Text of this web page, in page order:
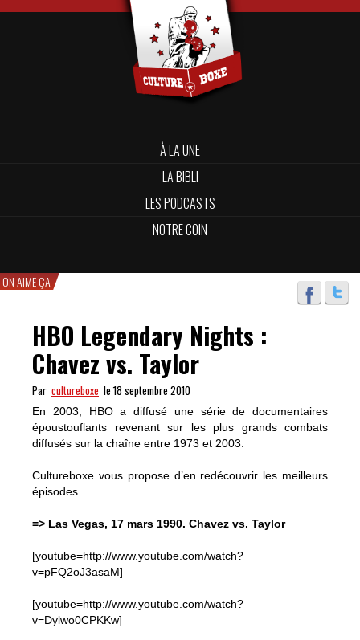
À LA UNE
LA BIBLI
LES PODCASTS
NOTRE COIN
ON AIME ÇA
HBO Legendary Nights :
Chavez vs. Taylor
Par cultureboxe le 18 septembre 2010
En 2003, HBO a diffusé une série de documentaires
époustouflants revenant sur les plus grands combats
diffusés sur la chaîne entre 1973 et 2003.
Cultureboxe vous propose d’en redécouvrir les meilleurs
épisodes.
=> Las Vegas, 17 mars 1990. Chavez vs. Taylor
[youtube=http://www.youtube.com/watch?
v=pFQ2oJ3asaM]
[youtube=http://www.youtube.com/watch?
v=Dylwo0CPKKw]